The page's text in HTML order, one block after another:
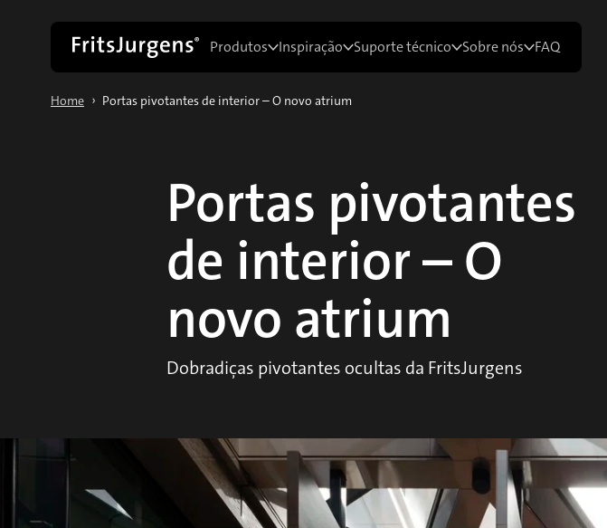
Produtos Inspiração Suporte técnico Sobre nós FAQ
Home › Portas pivotantes de interior – O novo atrium
Portas pivotantes
de interior – O
novo atrium
Dobradiças pivotantes ocultas da FritsJurgens